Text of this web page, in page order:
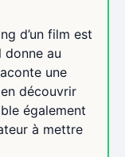
d’un film est
donne au
une
découvrir
également
à mettre